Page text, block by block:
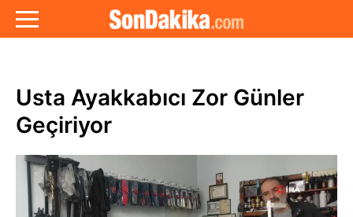
Usta Ayakkabıcı Zor Günler
Geçiriyor